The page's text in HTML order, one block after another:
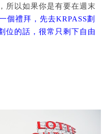
所以如果你是有要在週末
個禮拜，先去KRPASS劃
位的話，很常只剩下自由